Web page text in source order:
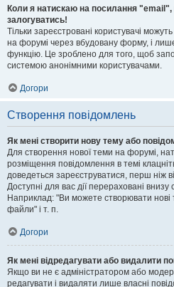
Коли я натискаю на посилання "email",
залогуватись!
Тільки зареєстровані користувачі
на форумі через вбудовану форму, і
функцію. Це зроблено для того, щоб
системою анонімними користувачами.
Догори
Створення повідомлень
Як мені створити нову тему або
Для створення нової теми на форумі,
розміщення повідомлення в темі
доведеться зареєструватися, перш ніж
Доступні для вас дії перераховані
Наприклад: "Ви можете створювати
файли" і т. п.
Догори
Як мені відредагувати або видалити
Якщо ви не є адміністратором або
редагувати і видаляти лише власні